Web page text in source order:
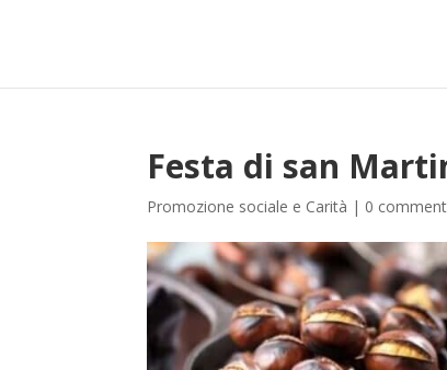
Festa di san
Promozione sociale e Carità | 0